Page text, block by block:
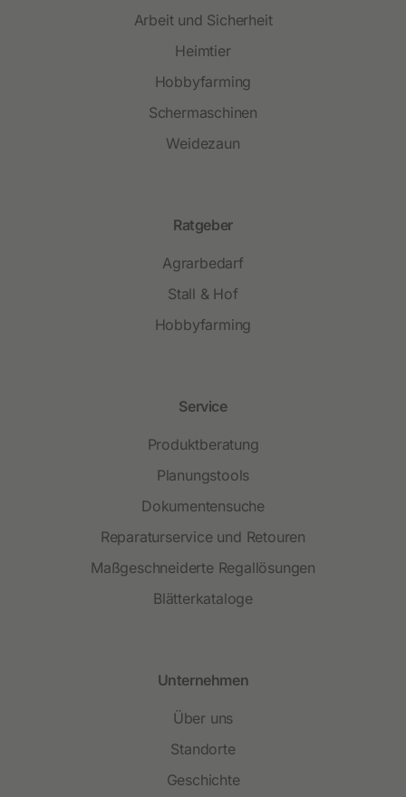
Arbeit und Sicherheit
Heimtier
Hobbyfarming
Schermaschinen
Weidezaun
Ratgeber
Agrarbedarf
Stall & Hof
Hobbyfarming
Service
Produktberatung
Planungstools
Dokumentensuche
Reparaturservice und Retouren
Maßgeschneiderte Regallösungen
Blätterkataloge
Unternehmen
Über uns
Standorte
Geschichte